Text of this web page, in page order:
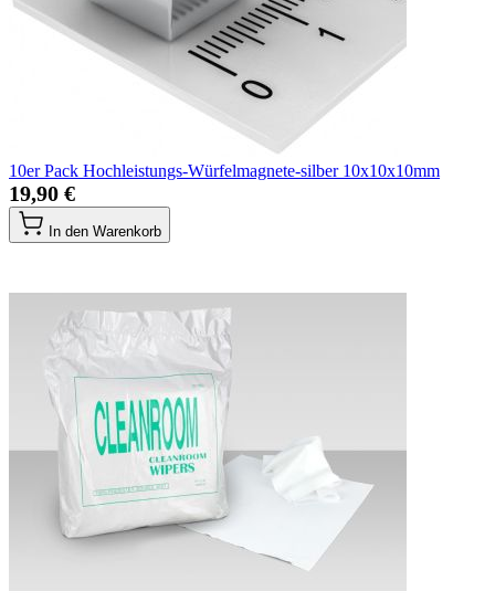
10er Pack Hochleistungs-Würfelmagnete-silber 10x10x10mm
19,90 €
In den Warenkorb